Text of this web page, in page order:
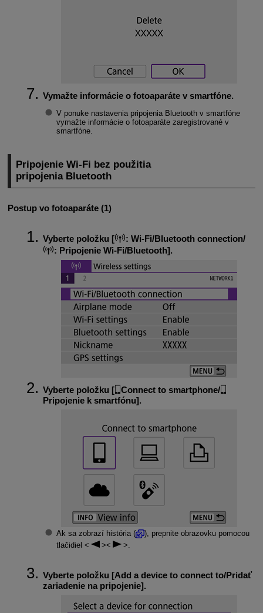
Vymažte informácie o fotoaparáte v smartfóne.
V ponuke nastavenia pripojenia Bluetooth v smartfóne
vymažte informácie o fotoaparáte zaregistrované v
smartfóne.
PripojenieWi-Fi bez použitia
pripojenia Bluetooth
Postup vo fotoaparáte (1)
Vyberte položku [ : Wi-Fi/Bluetooth connection/
: Pripojenie Wi-Fi/Bluetooth].
Vyberte položku [
Connect to smartphone/
Pripojenie k smartfónu].
Ak sa zobrazí história (
), prepnite obrazovku pomocou
tlačidiel
.
Vyberte položku [Add a device to connect to/Pridať
zariadenie na pripojenie].